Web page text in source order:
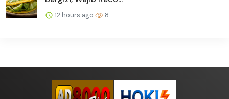
12 hours ago 8